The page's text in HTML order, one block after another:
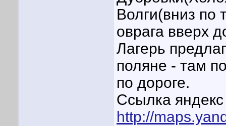
Волги(вниз по
оврага вверх
Лагерь
поляне - там
по дороге.
Ссылка
http://